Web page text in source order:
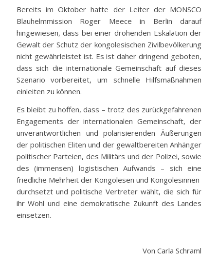
Bereits im Oktober hatte der Leiter der MONSCO
Blauhelmmission Roger Meece in Berlin darauf
hingewiesen, dass bei einer drohenden Eskalation der
Gewalt der Schutz der kongolesischen Zivilbevölkerung
nicht gewährleistet ist. Es ist daher dringend geboten,
dass sich die internationale Gemeinschaft auf dieses
Szenario vorbereitet, um schnelle Hilfsmaßnahmen
einleiten zu können.
Es bleibt zu hoffen, dass – trotz des zurückgefahrenen
Engagements der internationalen Gemeinschaft, der
unverantwortlichen und polarisierenden Äußerungen
der politischen Eliten und der gewaltbereiten Anhänger
politischer Parteien, des Militärs und der Polizei, sowie
des (immensen) logistischen Aufwands – sich eine
friedliche Mehrheit der Kongolesen und Kongolesinnen
durchsetzt und politische Vertreter wählt, die sich für
ihr Wohl und eine demokratische Zukunft des Landes
einsetzen.
Von Carla Schraml